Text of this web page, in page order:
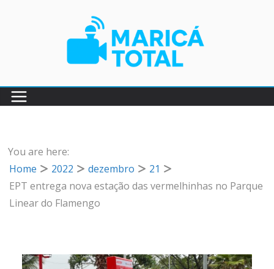
You are here:
Home
2022 dezembro
21
EPT entrega nova estação das vermelhinhas no Parque
Linear do Flamengo